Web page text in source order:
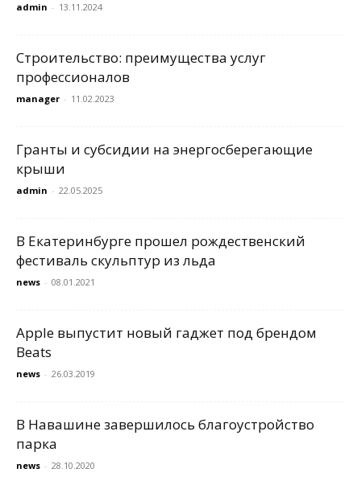
admin - 13.11.2024
Строительство: преимущества услуг
профессионалов
manager - 11.02.2023
Гранты и субсидии на энергосберегающие
крыши
admin - 22.05.2025
В Екатеринбурге прошел рождественский
фестиваль скульптур из льда
news - 08.01.2021
Apple выпустит новый гаджет под брендом
Beats
news - 26.03.2019
В Навашине завершилось благоустройство
парка
news - 28.10.2020